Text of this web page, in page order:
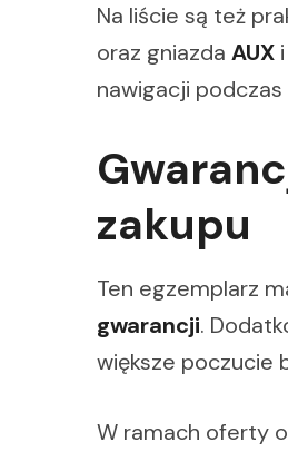
Na liście są też
oraz gniazda AUX i
nawigacji podczas
zakupu
Ten egzemplarz
gwarancji.
większe poczucie
W ramach oferty